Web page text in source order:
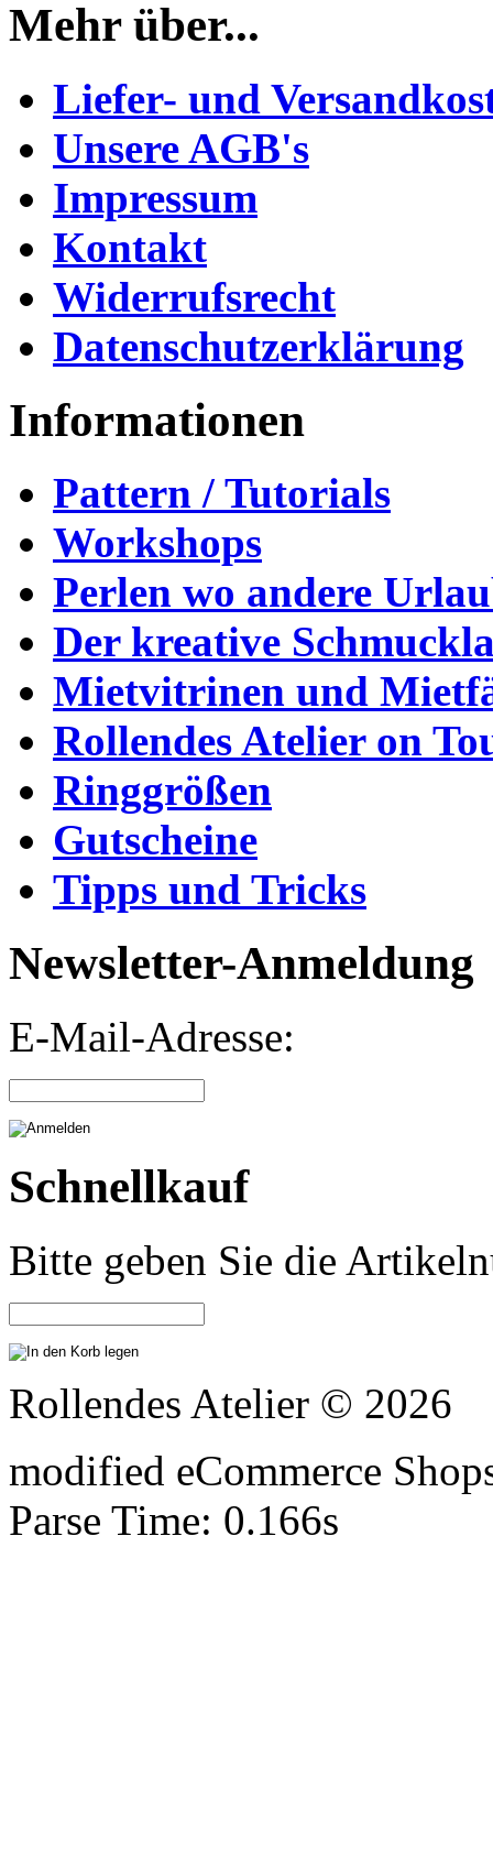
Mehr über...
Liefer- und
Unsere AGB's
Impressum
Kontakt
Widerrufsrecht
Datenschutzerklärung
Informationen
Pattern / Tutorials
Workshops
Perlen wo andere
Der kreative
Mietvitrinen und
Rollendes Atelier on
Ringgrößen
Gutscheine
Tipps und Tricks
Newsletter-Anmeldung
E-Mail-Adresse:
Schnellkauf
Bitte geben Sie die
Rollendes Atelier © 2026
modified eCommerce
Parse Time: 0.166s